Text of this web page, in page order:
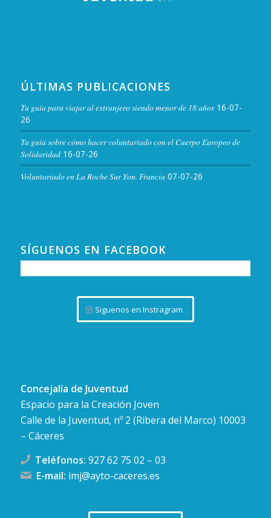
ÚLTIMAS PUBLICACIONES
Tu guía para viajar al extranjero siendo menor de 18 años 16-07-
26
Tu guía sobre cómo hacer voluntariado con el Cuerpo Europeo de
Solidaridad 16-07-26
Voluntariado en La Roche Sur Yon. Francia 07-07-26
SÍGUENOS EN FACEBOOK
Siguenos en Instragram
Concejalía de Juventud
Espacio para la Creación Joven
Calle de la Juventud, nº 2 (Ribera del Marco) 10003
– Cáceres
Teléfonos: 927 62 75 02 – 03
E-mail: imj@ayto-caceres.es